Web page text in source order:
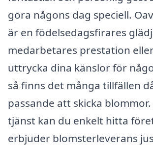
göra någons dag speciell.
är en födelsedagsfirares
medarbetares prestation
uttrycka dina känslor för
så finns det många tillfällen
passande att skicka
tjänst kan du enkelt hitta
erbjuder blomsterleverans